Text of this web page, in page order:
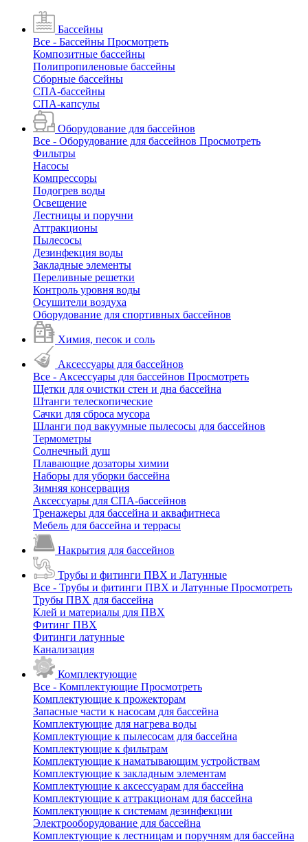
Бассейны
Все - Бассейны Просмотреть
Композитные бассейны
Полипропиленовые бассейны
Сборные бассейны
СПА-бассейны
СПА-капсулы
Оборудование для бассейнов
Все - Оборудование для бассейнов Просмотреть
Фильтры
Насосы
Компрессоры
Подогрев воды
Освещение
Лестницы и поручни
Аттракционы
Пылесосы
Дезинфекция воды
Закладные элементы
Переливные решетки
Контроль уровня воды
Осушители воздуха
Оборудование для спортивных бассейнов
Химия, песок и соль
Аксессуары для бассейнов
Все - Аксессуары для бассейнов Просмотреть
Щетки для очистки стен и дна бассейна
Штанги телескопические
Сачки для сброса мусора
Шланги под вакуумные пылесосы для бассейнов
Термометры
Солнечный душ
Плавающие дозаторы химии
Наборы для уборки бассейна
Зимняя консервация
Аксессуары для СПА-бассейнов
Тренажеры для бассейна и аквафитнеса
Мебель для бассейна и террасы
Накрытия для бассейнов
Трубы и фитинги ПВХ и Латунные
Все - Трубы и фитинги ПВХ и Латунные Просмотреть
Трубы ПВХ для бассейна
Клей и материалы для ПВХ
Фитинг ПВХ
Фитинги латунные
Канализация
Комплектующие
Все - Комплектующие Просмотреть
Комплектующие к прожекторам
Запасные части к насосам для бассейна
Комплектующие для нагрева воды
Комплектующие к пылесосам для бассейна
Комплектующие к фильтрам
Комплектующие к наматывающим устройствам
Комплектующие к закладным элементам
Комплектующие к аксессуарам для бассейна
Комплектующие к аттракционам для бассейна
Комплектующие к системам дезинфекции
Электрооборудование для бассейна
Комплектующие к лестницам и поручням для бассейна